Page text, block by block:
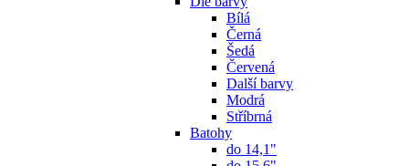
Bílá
Černá
Šedá
Červená
Další barvy
Modrá
Stříbrná
Batohy
do 14,1"